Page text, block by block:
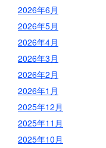
2026年6月
2026年5月
2026年4月
2026年3月
2026年2月
2026年1月
2025年12月
2025年11月
2025年10月